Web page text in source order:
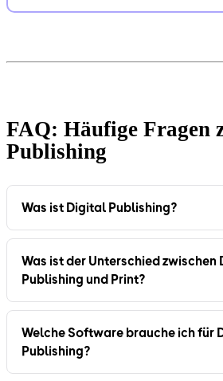
FAQ: Häufige Fragen
Publishing
Was ist Digital Publishing?
Was ist der Unterschied zwischen
Publishing und Print?
Welche Software brauche ich für
Publishing?